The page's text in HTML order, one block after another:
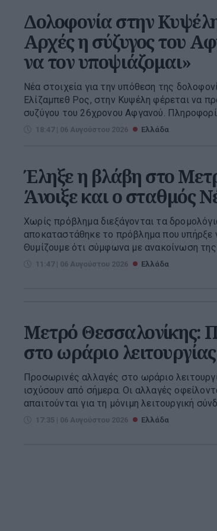
Δολοφονία στην
Αρχές η σύζυγος του
να τον υποψιάζομαι»
Νέα στοιχεία για την υπόθεση της
Ελίζαμπεθ Ρος, στην Κυψέλη φέρεται να
συζύγου του 26χρονου Αφγανού.
18:47 | 06 Αυγούστου 2026 Ελλάδα
Έληξε η βλάβη στο
Άνοιξε και ο σταθμός
Χωρίς πρόβλημα διεξάγονται τα
αποκαταστάθηκε το πρόβλημα που
Θυμίζουμε ότι σύμφωνα με ανακοίνωση της
11:47 | 06 Αυγούστου 2026 Ελλάδα
Μετρό Θεσσαλονίκης:
στο ωράριο
Προσωρινές αλλαγές στο ωράριο
ισχύσουν από σήμερα. Οι αλλαγές
απαιτούνται για τη μόνιμη λειτουργική
17:35 | 06 Αυγούστου 2026 Ελλάδα